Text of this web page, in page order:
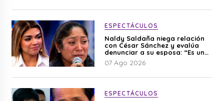
ESPECTÁCULOS
Naldy Saldaña niega relación
con César Sánchez y evalúa
denunciar a su esposa: “Es una
difamación”
07 Ago 2026
ESPECTÁCULOS